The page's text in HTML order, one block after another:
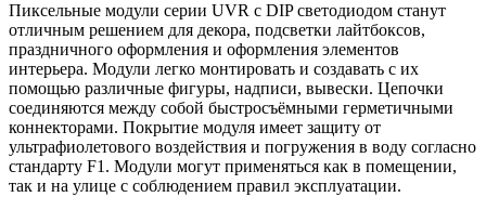
Пиксельные модули серии UVR с DIP светодиодом станут
отличным решением для декора, подсветки лайтбоксов,
праздничного оформления и оформления элементов
интерьера. Модули легко монтировать и создавать с их
помощью различные фигуры, надписи, вывески. Цепочки
соединяются между собой быстросъёмными герметичными
коннекторами. Покрытие модуля имеет защиту от
ультрафиолетового воздействия и погружения в воду согласно
стандарту F1. Модули могут применяться как в помещении,
так и на улице с соблюдением правил эксплуатации.